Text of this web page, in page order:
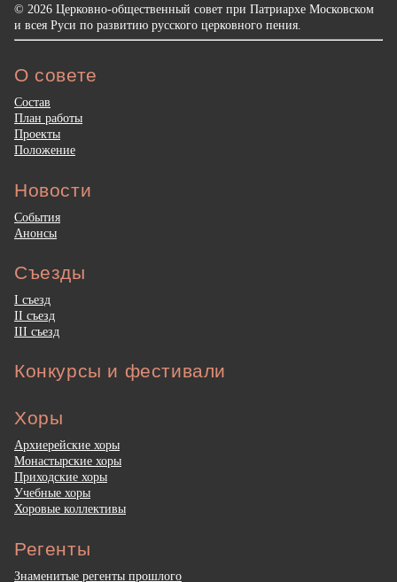
© 2026 Церковно-общественный совет при Патриархе Московском
и всея Руси по развитию русского церковного пения.
О совете
Состав
План работы
Проекты
Положение
Новости
События
Анонсы
Съезды
I съезд
II съезд
III съезд
Конкурсы и фестивали
Хоры
Архиерейские хоры
Монастырские хоры
Приходские хоры
Учебные хоры
Хоровые коллективы
Регенты
Знаменитые регенты прошлого